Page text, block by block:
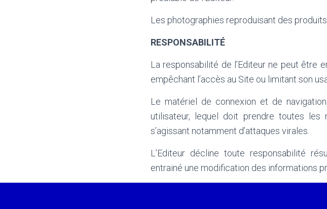
Les photographies reproduisant des
RESPONSABILITÉ
La responsabilité de l’Editeur ne peut être
empêchant l’accès au Site ou limitant son
Le matériel de connexion et de
utilisateur, lequel doit prendre toutes les
s’agissant notamment d’attaques virales.
L’Editeur décline toute responsabilité
entrainé une modification des informations